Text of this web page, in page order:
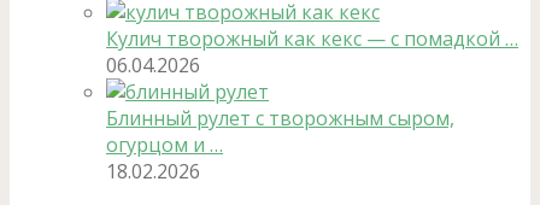
Кулич творожный как кекс — с помадкой …
06.04.2026
Блинный рулет с творожным сыром,
огурцом и …
18.02.2026